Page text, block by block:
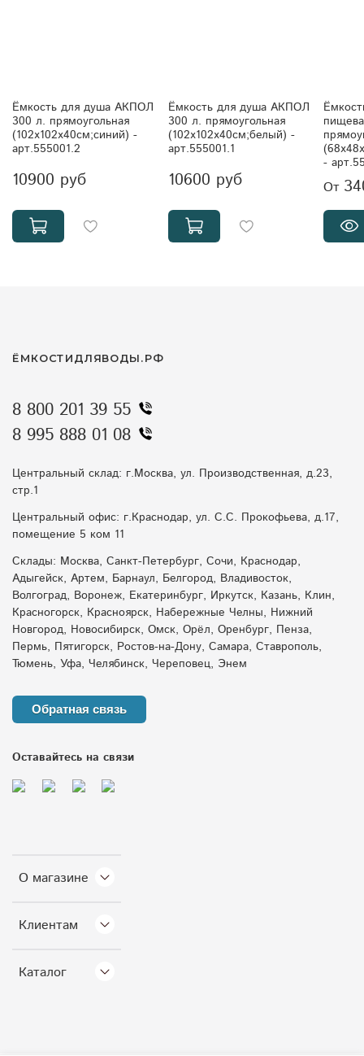
Ёмкость для душа АКПОЛ
300 л. прямоугольная
(102x102x40см;синий) -
арт.555001.2
10900 руб
Ёмкость для душа АКПОЛ
300 л. прямоугольная
(102x102x40см;белый) -
арт.555001.1
10600 руб
-
От
О магазине
Клиентам
Каталог
ЁМКОСТИДЛЯВОДЫ.РФ
8 800 201 39 55
8 995 888 01 08
Центральный склад: г.Москва, ул. Производственная, д.23,
стр.1
Центральный офис: г.Краснодар, ул. С.С. Прокофьева, д.17,
помещение 5 ком 11
Склады: Москва, Санкт-Петербург, Сочи, Краснодар,
Адыгейск, Артем, Барнаул, Белгород, Владивосток,
Волгоград, Воронеж, Екатеринбург, Иркутск, Казань, Клин,
Красногорск, Красноярск, Набережные Челны, Нижний
Новгород, Новосибирск, Омск, Орёл, Оренбург, Пенза,
Пермь, Пятигорск, Ростов-на-Дону, Самара, Ставрополь,
Тюмень, Уфа, Челябинск, Череповец, Энем
Обратная связь
Оставайтесь на связи